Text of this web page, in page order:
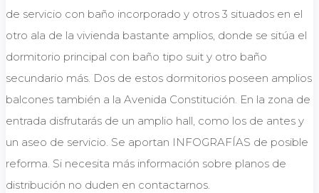
de servicio con baño incorporado y otros 3 situados en el
otro ala de la vivienda bastante amplios, donde se sitúa el
dormitorio principal con baño tipo suit y otro baño
secundario más. Dos de estos dormitorios poseen amplios
balcones también a la Avenida Constitución. En la zona de
entrada disfrutarás de un amplio hall, como los de antes y
un aseo de servicio. Se aportan INFOGRAFÍAS de posible
reforma. Si necesita más información sobre planos de
distribución no duden en contactarnos.